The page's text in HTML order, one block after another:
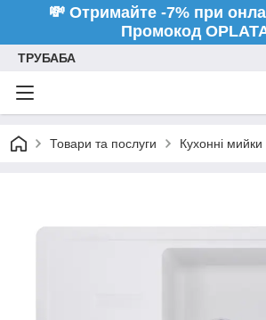
💸 Отримайте -7% при
Промокод
ТРУБАБА
Товари та послуги Кухонні мийки